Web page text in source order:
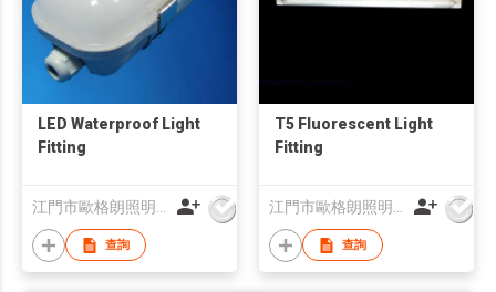
LED Waterproof Light
Fitting
江門市歐格朗照明電器有限公司
查詢
T5 Fluorescent Light
Fitting
江門市歐格朗照明電器有限公司
查詢